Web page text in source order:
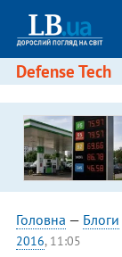
Defense Tech
Головна — Блоги
2016, 11:05